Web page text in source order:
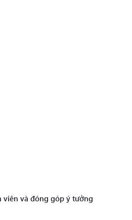
viên và đóng góp ý tưởng